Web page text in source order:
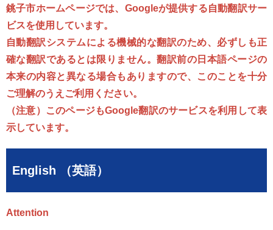
銚子市ホームページでは、Googleが提供する自動翻訳サー
ビスを使用しています。
自動翻訳システムによる機械的な翻訳のため、必ずしも正
確な翻訳であるとは限りません。翻訳前の日本語ページの
本来の内容と異なる場合もありますので、このことを十分
ご理解のうえご利用ください。
（注意）このページもGoogle翻訳のサービスを利用して表
示しています。
English （英語）
Attention